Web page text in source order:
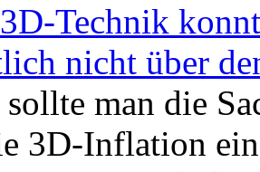
Technik
nicht über
man die
3D-Inflation